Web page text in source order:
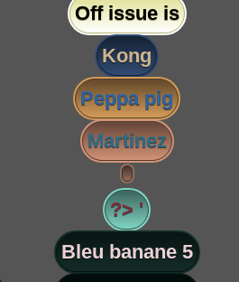
Off issue is
Kong
Peppa pig
Martinez
?> '
Bleu banane 5